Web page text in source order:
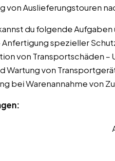
von Auslieferungstouren
du folgende
Anfertigung spezieller
von Transportschäden –
Wartung von
bei Warenannahme von